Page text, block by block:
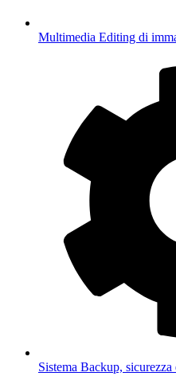
Multimedia Editing di
Sistema Backup,